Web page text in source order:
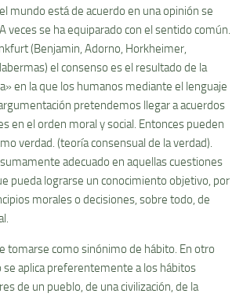
mundo está de acuerdo en una opinión se
veces se ha equiparado con el sentido común.
(Benjamin, Adorno, Horkheimer,
el consenso es el resultado de la
en la que los humanos mediante el lenguaje
pretendemos llegar a acuerdos
en el orden moral y social. Entonces pueden
verdad. (teorí­a consensual de la verdad).
adecuado en aquellas cuestiones
pueda lograrse un conocimiento objetivo, por
morales o decisiones, sobre todo, de
tomarse como sinónimo de hábito. En otro
aplica preferentemente a los hábitos
de un pueblo, de una civilización, de la